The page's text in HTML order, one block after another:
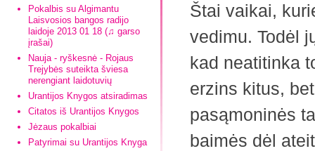
Pokalbis su Algimantu
Laisvosios bangos radijo
laidoje 2013 01 18 (♫ garso
įrašai)
Nauja - ryškesnė - Rojaus
Trejybės suteikta šviesa
nerengiant laidotuvių
Urantijos Knygos atsiradimas
Citatos iš Urantijos Knygos
Jėzaus pokalbiai
Patyrimai su Urantijos Knyga
Štai vaikai,
vedimu. Todėl
kad neatitinka
erzins kitus,
pasąmoninės
baimės dėl